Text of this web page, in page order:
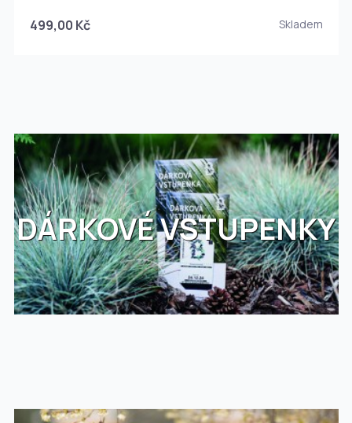
499,00 Kč Skladem
DÁRKOVÉ VSTUPENKY